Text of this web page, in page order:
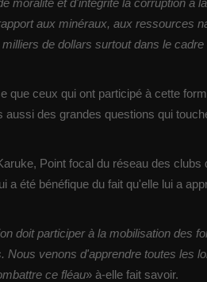
aux minéraux, aux ressources
de dollars surtout dans le
que ceux qui ont participé à cette
des grandes questions qui
Point focal du réseau des clubs
a été bénéfique du fait qu'elle lui a
doit participer à la mobilisation des
Nous venons d'apprendre toutes les
ce fléau» à-elle fait savoir.